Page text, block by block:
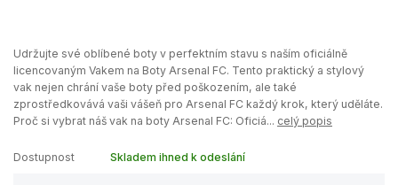
Udržujte své oblíbené boty v perfektním stavu s naším oficiálně
licencovaným Vakem na Boty Arsenal FC. Tento praktický a stylový
vak nejen chrání vaše boty před poškozením, ale také
zprostředkovává vaši vášeň pro Arsenal FC každý krok, který uděláte.
Proč si vybrat náš vak na boty Arsenal FC: Oficiá... celý popis
Dostupnost Skladem ihned k odeslání